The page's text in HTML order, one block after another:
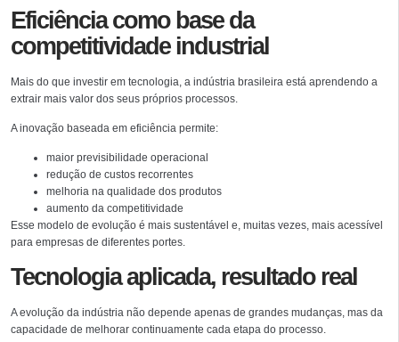
Eficiência como base da
competitividade industrial
Mais do que investir em tecnologia, a indústria brasileira está aprendendo a
extrair mais valor dos seus próprios processos.
A inovação baseada em eficiência permite:
maior previsibilidade operacional
redução de custos recorrentes
melhoria na qualidade dos produtos
aumento da competitividade
Esse modelo de evolução é mais sustentável e, muitas vezes, mais acessível
para empresas de diferentes portes.
Tecnologia aplicada, resultado real
A evolução da indústria não depende apenas de grandes mudanças, mas da
capacidade de melhorar continuamente cada etapa do processo.